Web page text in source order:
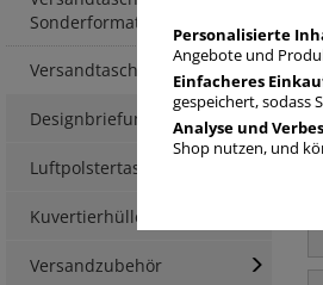
Sonderformate
Versandtaschen B4
Designbriefumschläge
Luftpolstertaschen
Kuvertierhüllen
Versandzubehör
Personalisierte
Angebote und
Einfacheres
gespeichert, sodass
Analyse und
Shop nutzen, und